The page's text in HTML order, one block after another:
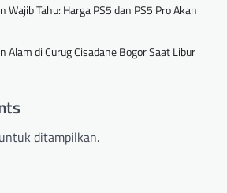
Wajib Tahu: Harga PS5 dan PS5 Pro Akan
Alam di Curug Cisadane Bogor Saat Libur
ditampilkan.